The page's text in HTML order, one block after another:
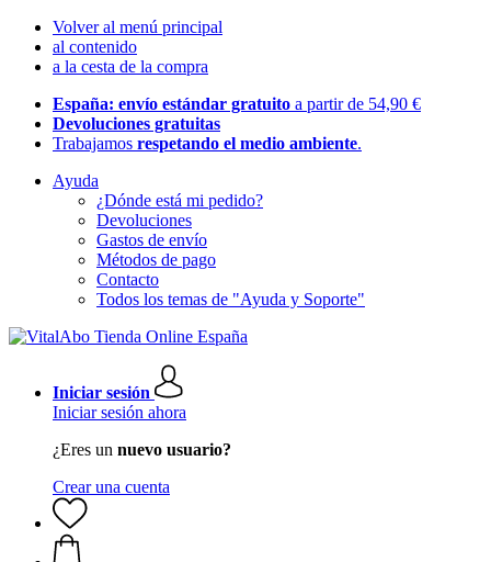
Volver al menú principal
al contenido
a la cesta de la compra
España: envío estándar gratuito a partir de 54,90 €
Devoluciones gratuitas
Trabajamos respetando el medio ambiente.
Ayuda
¿Dónde está mi pedido?
Devoluciones
Gastos de envío
Métodos de pago
Contacto
Todos los temas de "Ayuda y Soporte"
Iniciar sesión
Iniciar sesión ahora
¿Eres un nuevo usuario?
Crear una cuenta